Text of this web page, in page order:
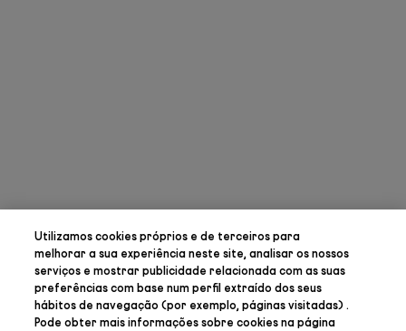
Utilizamos cookies próprios e de terceiros para
melhorar a sua experiência neste site, analisar os nossos
serviços e mostrar publicidade relacionada com as suas
preferênciascom base num perfil extraído dos seus
hábitos de navegação (por exemplo, páginas visitadas) .
Pode obter mais informações sobre cookies na página